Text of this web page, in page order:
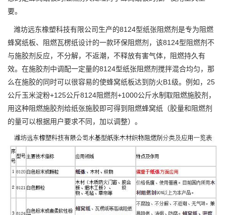
要。
潍坊远东橡塑科技有限公司生产的8124型纸张阻燃剂是专为阻燃
蜂窝纸板、阻燃瓦楞纸设计的一款环保阻燃剂，该8124型阻燃剂不
与施胶剂反应，不分解，不返潮，不释放有害气体，阻燃持久有
效。在施胶剂中调配一定量的8124型纸张阻燃剂搅拌混合均匀，那
么在施胶的同时可以很容易的使蜂窝纸板达到防火B1级。例如，25
公斤玉米淀粉+125公斤8124阻燃剂+1000公斤水制取阻燃施胶剂，
用这种阻燃施胶剂给纸张施胶即可得到阻燃蜂窝纸（胶量和阻燃剂
的量可以根据用户要求不同，加以调整）。